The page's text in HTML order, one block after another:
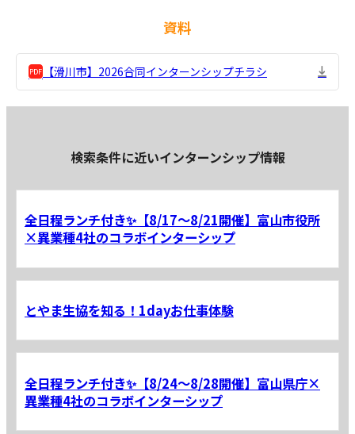
資料
【滑川市】2026合同インターンシップチラシ
検索条件に近いインターンシップ情報
全日程ランチ付き✨【8/17～8/21開催】富山市役所
×異業種4社のコラボインターシップ
とやま生協を知る！1dayお仕事体験
全日程ランチ付き✨【8/24～8/28開催】富山県庁×
異業種4社のコラボインターシップ